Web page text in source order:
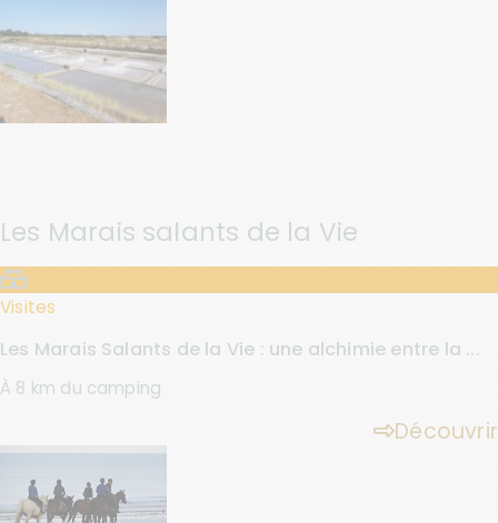
Les Marais salants de la Vie
Visites
Les Marais Salants de la Vie : une alchimie entre la ...
À 8 km du camping
Découvrir